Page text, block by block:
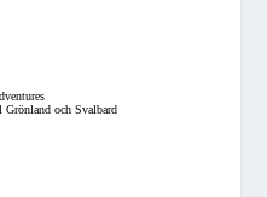
och Svalbard